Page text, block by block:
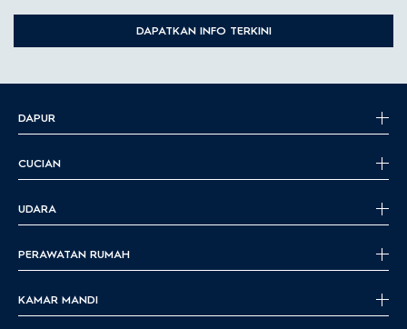
DAPATKAN INFO TERKINI
DAPUR
CUCIAN
UDARA
PERAWATAN RUMAH
KAMAR MANDI